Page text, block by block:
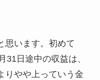
思います。初めて
31日途中の収益は、
りやや上っていう金